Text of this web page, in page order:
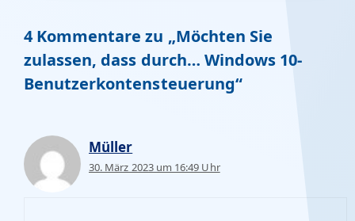
4 Kommentare zu „Möchten Sie
zulassen, dass durch… Windows 10-
Benutzerkontensteuerung“
Müller
30. März 2023 um 16:49 Uhr